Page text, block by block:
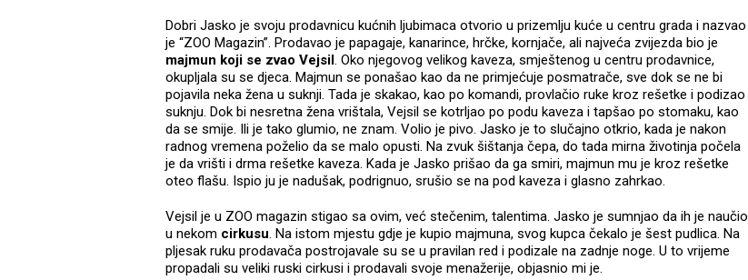
Dobri Jasko je svoju prodavnicu kućnih ljubimaca otvorio u prizemlju kuće u centru grada i nazvao
je “ZOO Magazin”. Prodavao je papagaje, kanarince, hrčke, kornjače, ali najveća zvijezda bio je
majmun koji se zvao Vejsil. Oko njegovog velikog kaveza, smještenog u centru prodavnice,
okupljala su se djeca. Majmun se ponašao kao da ne primjećuje posmatrače, sve dok se ne bi
pojavila neka žena u suknji. Tada je skakao, kao po komandi, provlačio ruke kroz rešetke i podizao
suknju. Dok bi nesretna žena vrištala, Vejsil se kotrljao po podu kaveza i tapšao po stomaku, kao
da se smije. Ili je tako glumio, ne znam. Volio je pivo. Jasko je to slučajno otkrio, kada je nakon
radnog vremena poželio da se malo opusti. Na zvuk šištanja čepa, do tada mirna životinja počela
je da vrišti i drma rešetke kaveza. Kada je Jasko prišao da ga smiri, majmun mu je kroz rešetke
oteo flašu. Ispio ju je nadušak, podrignuo, srušio se na pod kaveza i glasno zahrkao.
Vejsil je u ZOO magazin stigao sa ovim, već stečenim, talentima. Jasko je sumnjao da ih je naučio
u nekom cirkusu. Na istom mjestu gdje je kupio majmuna, svog kupca čekalo je šest pudlica. Na
pljesak ruku prodavača postrojavale su se u pravilan red i podizale na zadnje noge. U to vrijeme
propadali su veliki ruski cirkusi i prodavali svoje menažerije, objasnio mi je.